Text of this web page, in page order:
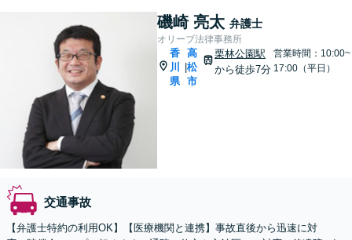
磯崎 亮太 弁護士
オリーブ法律事務所
香
川
県
|
高
松
市
栗林公園駅
から徒歩7分
営業時間：10:00~
17:00（平日）
交通事故
【弁護士特約の利用OK】【医療機関と連携】事故直後から迅速に対